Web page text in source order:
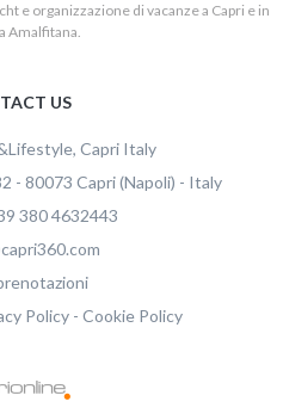
e organizzazione di vacanze a Capri e in
Amalfitana.
US
Capri Italy
- 80073 Capri (Napoli) - Italy
380 4632443
Policy - Cookie Policy
a socio unico
- 80073 Capri (Napoli) - Italy